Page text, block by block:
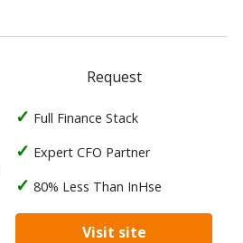
Request
Full Finance Stack
Expert CFO Partner
80% Less Than InHse
Visit site